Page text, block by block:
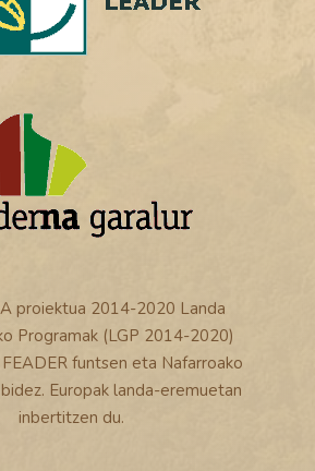
proiektua 2014-2020 Landa
Programak (LGP 2014-2020)
funtsen eta Nafarroako
Europak landa-eremuetan
inbertitzen du.